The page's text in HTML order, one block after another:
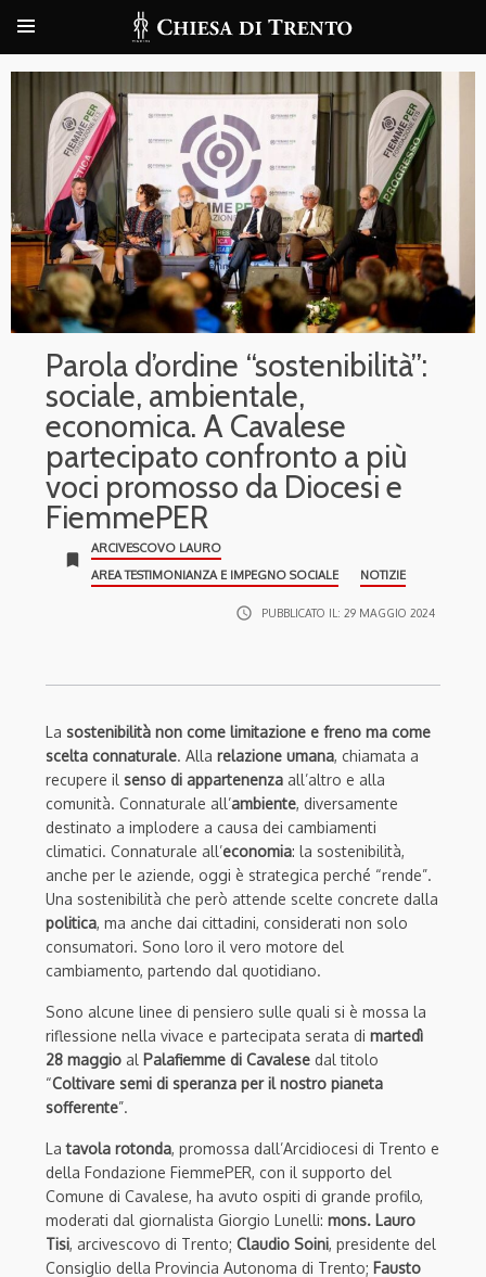
Parola d’ordine “sostenibilità”:
sociale, ambientale,
economica. A Cavalese
partecipato confronto a più
voci promosso da Diocesi e
FiemmePER
bookmark
ARCIVESCOVO LAURO
AREA TESTIMONIANZA E IMPEGNO SOCIALE
NOTIZIE
access_time PUBBLICATO IL: 29 MAGGIO 2024
La sostenibilità non come limitazione e freno ma come
scelta connaturale. Alla relazione umana, chiamata a
recupere il senso di appartenenza all’altro e alla
comunità. Connaturale all’ambiente, diversamente
destinato a implodere a causa dei cambiamenti
climatici. Connaturale all’economia: la sostenibilità,
anche per le aziende, oggi è strategica perché “rende”.
Una sostenibilità che però attende scelte concrete dalla
politica, ma anche dai cittadini, considerati non solo
consumatori. Sono loro il vero motore del
cambiamento, partendo dal quotidiano.
Sono alcune linee di pensiero sulle quali si è mossa la
riflessione nella vivace e partecipata serata di martedì
28 maggio al Palafiemme di Cavalese dal titolo
“Coltivare semi di speranza per il nostro pianeta
sofferente”.
Latavola rotonda, promossa dall’Arcidiocesi di Trento e
della Fondazione FiemmePER, con il supporto del
Comune di Cavalese, ha avuto ospiti di grande profilo,
moderati dal giornalista Giorgio Lunelli: mons. Lauro
Tisi, arcivescovo di Trento; Claudio Soini, presidente del
Consiglio della Provincia Autonoma di Trento; Fausto